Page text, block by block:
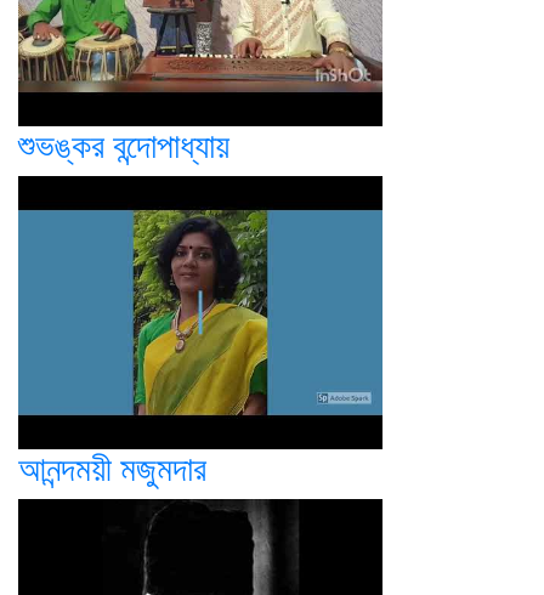
শুভঙ্কর বন্দোপাধ্যায়
আনন্দময়ী মজুমদার